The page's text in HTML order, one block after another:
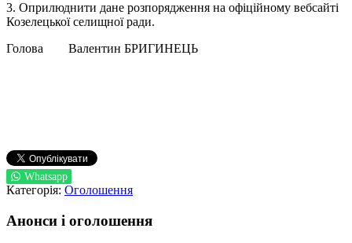
3. Оприлюднити дане розпорядження на офіційному вебсайті
Козелецької селищної ради.
Голова Валентин БРИГИНЕЦЬ
Whatsapp
Категорія: Оголошення
Анонси і оголошення